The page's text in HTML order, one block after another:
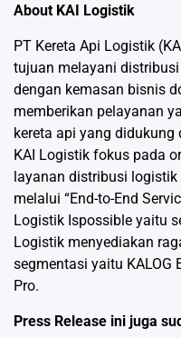
About KAI Logistik
PT Kereta Api Logistik
tujuan melayani
dengan kemasan bisnis
memberikan pelayanan
kereta api yang didukung
KAI Logistik fokus pada
layanan distribusi
melalui “End-to-End
Logistik Ispossible yaitu
Logistik menyediakan
segmentasi yaitu KALOG
Pro.
Press Release ini juga